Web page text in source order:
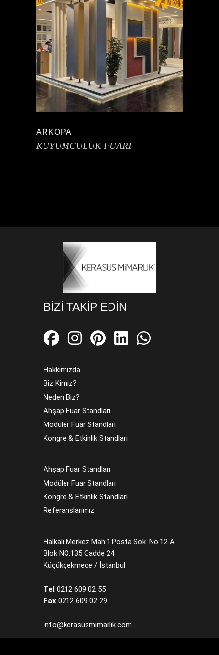
ARKOPA
KUYUMCULUK FUARI
BIZI TAKIP EDIN
Hakkımızda
Biz Kimiz?
Neden Biz?
Ahşap Fuar Standları
Modüler Fuar Standları
Kongre & Etkinlik Standları
Ahşap Fuar Standları
Modüler Fuar Standları
Kongre & Etkinlik Standları
Referanslarımız
Halkalı Merkez Mah:1.Posta Sok. No:12 A
Blok NO:135 Cadde 24
Küçükçekmece / İstanbul
Tel 0212 609 02 55
Fax 0212 609 02 29
info@kerasusmimarlik.com